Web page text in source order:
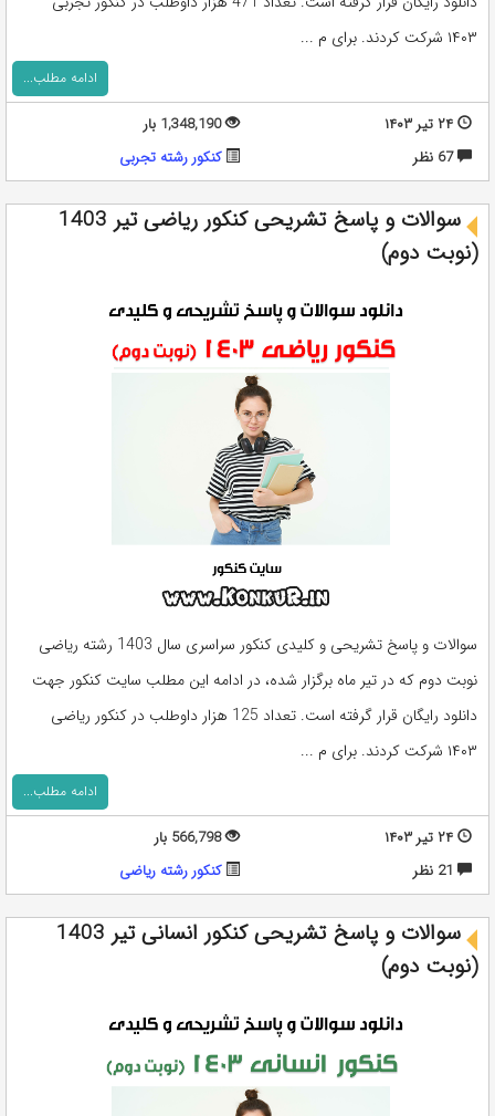
۱۴۰۳ شرکت کردند. برای م ...
ادامه مطلب...
۲۴ تیر ۱۴۰۳
1,348,190 بار
67 نظر
کنکور رشته تجربی
سوالات و پاسخ تشریحی کنکور ریاضی تیر 1403
(نوبت دوم)
سوالات و پاسخ تشریحی و کلیدی کنکور سراسری سال 1403 رشته ریاضی
نوبت دوم که در تیر ماه برگزار شده، در ادامه این مطلب سایت کنکور جهت
دانلود رایگان قرار گرفته است. تعداد 125 هزار داوطلب در کنکور ریاضی
۱۴۰۳ شرکت کردند. برای م ...
ادامه مطلب...
۲۴ تیر ۱۴۰۳
566,798 بار
21 نظر
کنکور رشته ریاضی
سوالات و پاسخ تشریحی کنکور انسانی تیر 1403
(نوبت دوم)